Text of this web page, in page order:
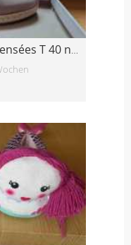
A donner Sandales compensées T 40 neuves